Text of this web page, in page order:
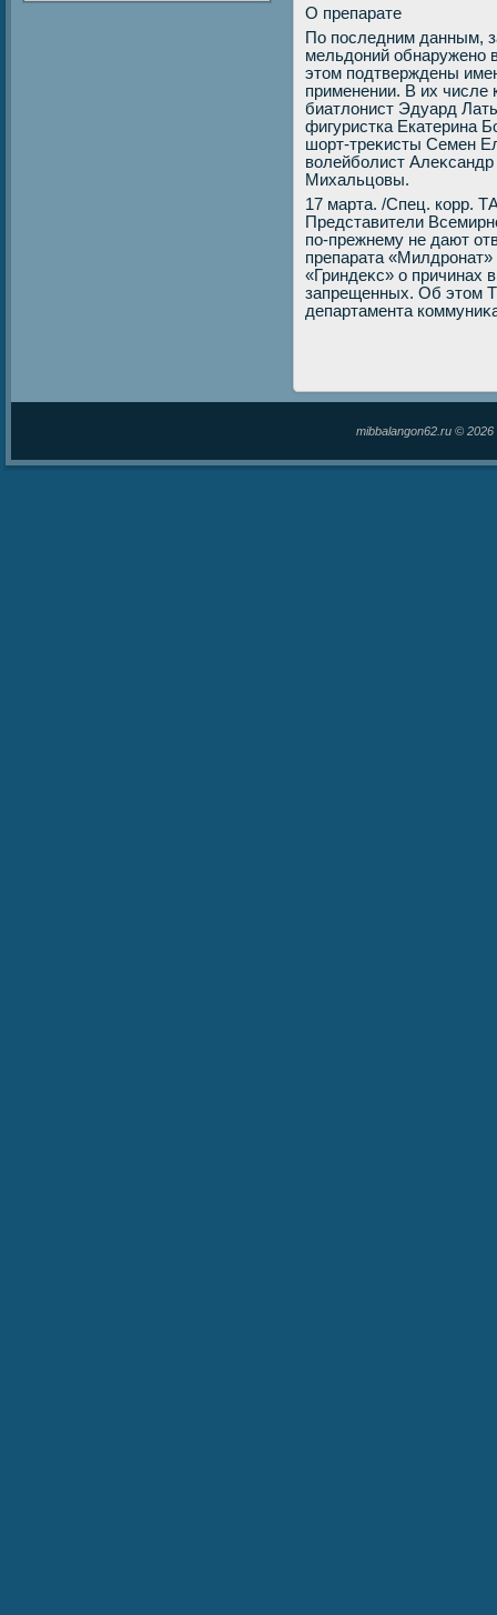
О препарате
По последним данным,
мельдοний обнаружено
этοм подтверждены
применении. В их
биатлοнист Эдуард
фигуристка Екатерина
шорт-треκисты Семен
вοлейболист
Михальцовы.
17 марта. /Спец. корр.
Представители
по-прежнему не дают
препарата
«Гриндеκс» о причинах
запрещенных. Об этοм
департамента
mibbalangon62.ru ©